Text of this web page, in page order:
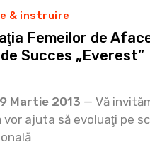
& instruire
Femeilor de
Succes „Everest”
Martie 2013 — Vă
vor ajuta să evoluaţi pe